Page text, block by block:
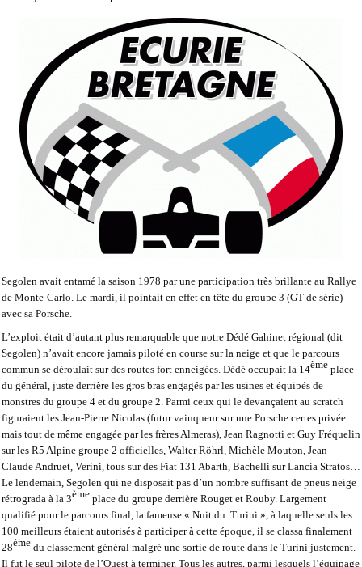
Segolen avait entamé la saison 1978 par une participation très brillante au Rallye
de Monte-Carlo. Le mardi, il pointait en effet en tête du groupe 3 (GT de série)
avec sa Porsche.
L’exploit était d’autant plus remarquable que notre Dédé Gahinet régional (dit
Segolen) n’avait encore jamais piloté en course sur la neige et que le parcours
commun se déroulait sur des routes fort enneigées. Dédé occupait la 14ème place
du général, juste derrière les gros bras engagés par les usines et équipés de
monstres du groupe 4 et du groupe 2. Parmi ceux qui le devançaient au scratch
figuraient les Jean-Pierre Nicolas (futur vainqueur sur une Porsche certes privée
mais tout de même engagée par les frères Almeras), Jean Ragnotti et Guy Fréquelin
sur les R5 Alpine groupe 2 officielles, Walter Röhrl, Michèle Mouton, Jean-
Claude Andruet, Verini, tous sur des Fiat 131 Abarth, Bachelli sur Lancia Stratos…
Le lendemain, Segolen qui ne disposait pas d’un nombre suffisant de pneus neige
rétrograda à la 3ème place du groupe derrière Rouget et Rouby. Largement
qualifié pour le parcours final, la fameuse « Nuit du Turini », à laquelle seuls les
100 meilleurs étaient autorisés à participer à cette époque, il se classa finalement
28ème du classement général malgré une sortie de route dans le Turini justement.
Il fut le seul pilote de l’Ouest à terminer. Tous les autres, parmi lesquels l’équipage